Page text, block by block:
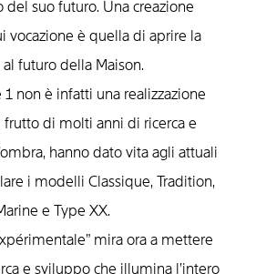
suo futuro. Una creazione
vocazione è quella di aprire la
al futuro della Maison.
1 non è infatti una realizzazione
frutto di molti anni di ricerca e
hanno dato vita agli attuali
i modelli Classique, Tradition,
e Type XX.
mira ora a mettere
e sviluppo che illumina l’intero